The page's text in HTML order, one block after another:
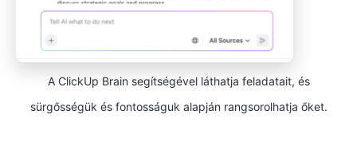
A ClickUp Brain segítségével láthatja feladatait, és
sürgősségük és fontosságuk alapján rangsorolhatja őket.